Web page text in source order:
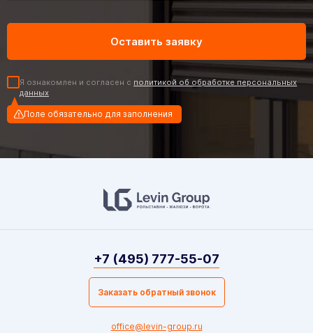
Я ознакомлен и согласен с политикой об обработке персональных
данных
Поле обязательно для заполнения
+7 (495) 777-55-07
Заказать обратный звонок
office@levin-group.ru